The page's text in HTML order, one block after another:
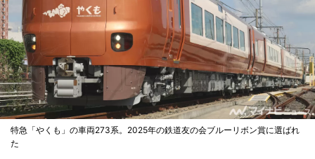
特急「やくも」の車両273系。2025年の鉄道友の会ブルーリボン賞に選ばれ
た